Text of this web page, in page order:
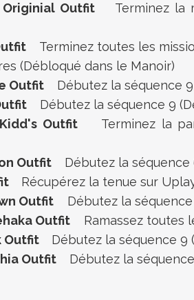
Outfit
Terminez la
Terminez toutes les
(Débloqué dans le Manoir)
Outfit
Débutez la séquence
Débutez la séquence 9
Outfit
Terminez la
Outfit
Débutez la séquence
Récupérez la tenue sur
Outfit Débutez la séquence
Outfit Ramassez toutes
Outfit
Débutez la séquence 9
Outfit
Débutez la